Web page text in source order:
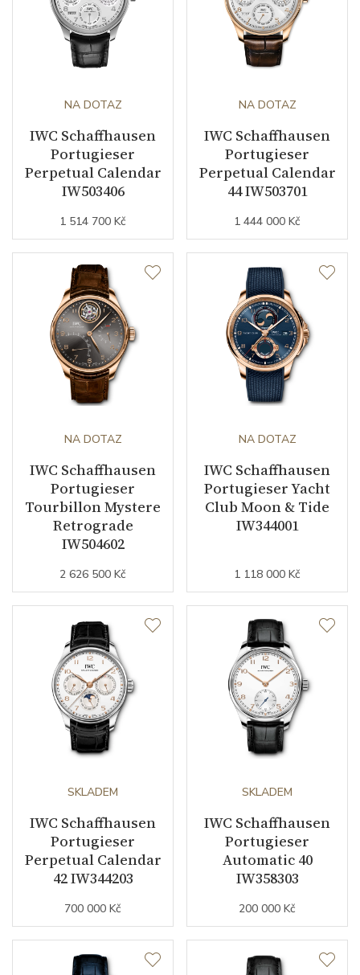
NA DOTAZ
IWC Schaffhausen
Portugieser
Perpetual Calendar
IW503406
1 514 700 Kč
NA DOTAZ
IWC Schaffhausen
Portugieser
Perpetual Calendar
44 IW503701
1 444 000 Kč
NA DOTAZ
IWC Schaffhausen
Portugieser
Tourbillon Mystere
Retrograde
IW504602
2 626 500 Kč
NA DOTAZ
IWC Schaffhausen
Portugieser Yacht
Club Moon & Tide
IW344001
1 118 000 Kč
SKLADEM
IWC Schaffhausen
Portugieser
Perpetual Calendar
42 IW344203
700 000 Kč
SKLADEM
IWC Schaffhausen
Portugieser
Automatic 40
IW358303
200 000 Kč